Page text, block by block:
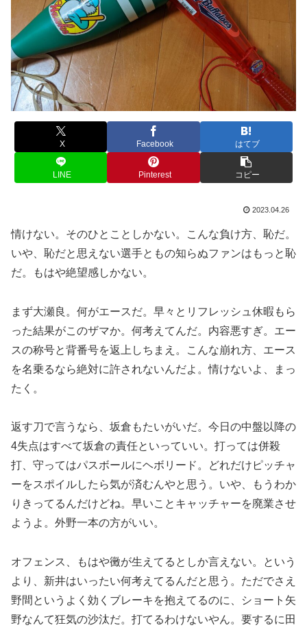
X Facebook はてブ
LINE Pinterest コピー
2023.04.26
情けない。そのひとことしかない。こんな負け方、恥だ。
いや、恥だと思えない選手ともの知らぬファンはもっと恥
だ。もはや絶望感しかない。
まず大瀬良。何がエースだ。早々とリフレッシュ休暇もら
った結果がこのザマか。何考えてんだ。内容悪すぎ。エー
スの称号と背番号を返上しちまえ。こんな崩れ方、エース
を名乗るなら絶対に許されないんだよ。情けないよ、まっ
たく。
返す刀で言うなら、坂倉もたいがいだ。今日の中盤以降の
4失点はすべて坂倉の責任といっていい。打っては併殺
打、守ってはパスボールにヘボリード。どれだけピッチャ
ーをスポイルしたら気が済むんやと思う。いや、もうわか
りきってるんだけどね。早いことキャッチャーを廃業させ
ようよ。外野一本の方がいい。
オフェンス、もはや黴が生えてるとしか言えない。という
より、新井はいったい何考えてるんだと思う。ただでさえ
野間というよく効くブレーキを抱えてるのに、ショート矢
野なんて狂気の沙汰だ。打てるわけないやん。要するに田